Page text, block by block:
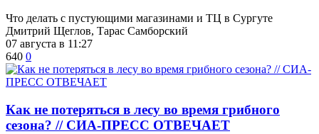
Что делать с пустующими магазинами и ТЦ в Сургуте
Дмитрий Щеглов, Тарас Самборский
07 августа в 11:27
640 0
​Как не потеряться в лесу во время грибного
сезона? // СИА-ПРЕСС ОТВЕЧАЕТ